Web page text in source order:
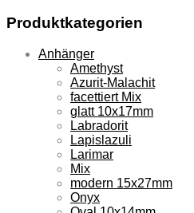
Produktkategorien
Anhänger
Amethyst
Azurit-Malachit
facettiert Mix
glatt 10x17mm
Labradorit
Lapislazuli
Larimar
Mix
modern 15x27mm
Onyx